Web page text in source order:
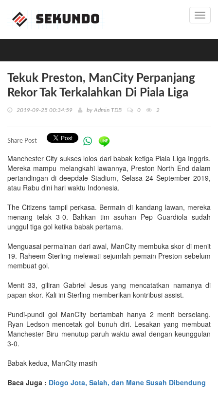
Tekuk Preston, ManCity Perpanjang
Rekor Tak Terkalahkan Di Piala Liga
2019-09-25 00:34:59 by Admin TDB 0 2
Share Post
Manchester City sukses lolos dari babak ketiga Piala Liga Inggris.
Mereka mampu melangkahi lawannya, Preston North End dalam
pertandingan di deepdale Stadium, Selasa 24 September 2019,
atau Rabu dini hari waktu Indonesia.
The Citizens tampil perkasa. Bermain di kandang lawan, mereka
menang telak 3-0. Bahkan tim asuhan Pep Guardiola sudah
unggul tiga gol ketika babak pertama.
Menguasai permainan dari awal, ManCity membuka skor di menit
19. Raheem Sterling melewati sejumlah pemain Preston sebelum
membuat gol.
Menit 33, giliran Gabriel Jesus yang mencatatkan namanya di
papan skor. Kali ini Sterling memberikan kontribusi assist.
Pundi-pundi gol ManCity bertambah hanya 2 menit berselang.
Ryan Ledson mencetak gol bunuh diri. Lesakan yang membuat
Manchester Biru menutup paruh waktu awal dengan keunggulan
3-0.
Babak kedua, ManCity masih
Baca Juga : Diogo Jota, Salah, dan Mane Susah Dibendung